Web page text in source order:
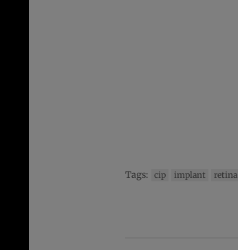
Tags: cip implant retina